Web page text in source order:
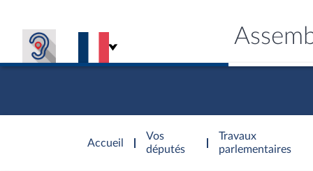
Accueil
d'accueil
Vos
députés
Travaux
parlementaires